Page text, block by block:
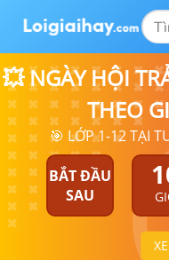
💥 NGÀY HỘI
THEO
🎯 LỚP 1-12 TẠI
BẮT ĐẦU
SAU